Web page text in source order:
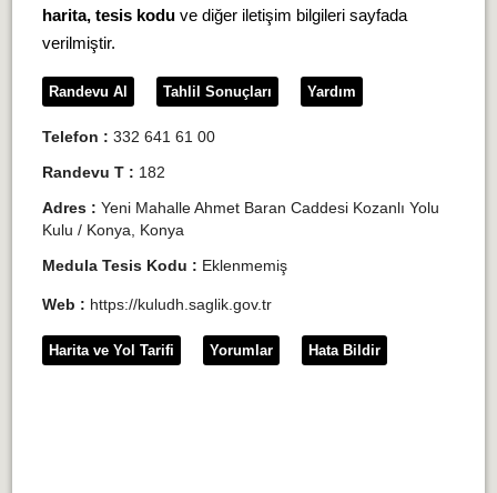
harita, tesis koduve diğer iletişim bilgileri sayfada
verilmiştir.
Randevu Al Tahlil Sonuçları Yardım
Telefon : 332 641 61 00
Randevu T : 182
Adres : Yeni Mahalle Ahmet Baran Caddesi Kozanlı Yolu
Kulu / Konya, Konya
Medula Tesis Kodu : Eklenmemiş
Web : https://kuludh.saglik.gov.tr
Harita ve Yol Tarifi Yorumlar Hata Bildir